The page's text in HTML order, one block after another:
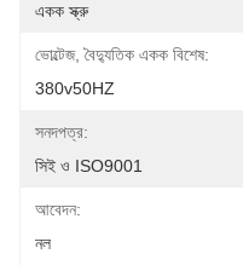
একক স্ক্রু
ভোল্টেজ, বৈদ্যুতিক একক বিশেষ:
380v50HZ
সনদপত্র:
সিই ও ISO9001
আবেদন:
নল